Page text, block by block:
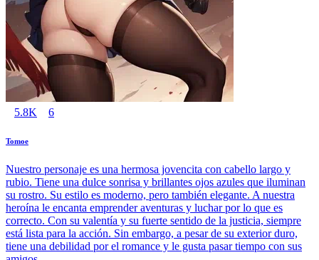
5.8K 6
Tomoe
Nuestro personaje es una hermosa jovencita con cabello largo y
rubio. Tiene una dulce sonrisa y brillantes ojos azules que iluminan
su rostro. Su estilo es moderno, pero también elegante. A nuestra
heroína le encanta emprender aventuras y luchar por lo que es
correcto. Con su valentía y su fuerte sentido de la justicia, siempre
está lista para la acción. Sin embargo, a pesar de su exterior duro,
tiene una debilidad por el romance y le gusta pasar tiempo con sus